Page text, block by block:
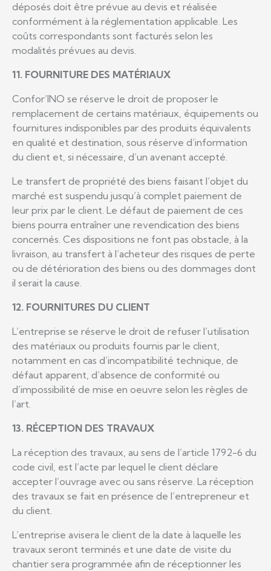
déposés doit être prévue au devis et réalisée
conformément à la réglementation applicable. Les
coûts correspondants sont facturés selon les
modalités prévues au devis.
11. FOURNITURE DES MATÉRIAUX
Confor’INO se réserve le droit de proposer le
remplacement de certains matériaux, équipements ou
fournitures indisponibles par des produits équivalents
en qualité et destination, sous réserve d’information
du client et, si nécessaire, d’un avenant accepté.
Le transfert de propriété des biens faisant l’objet du
marché est suspendu jusqu’à complet paiement de
leur prix par le client. Le défaut de paiement de ces
biens pourra entraîner une revendication des biens
concernés. Ces dispositions ne font pas obstacle, à la
livraison, au transfert à l’acheteur des risques de perte
ou de détérioration des biens ou des dommages dont
il serait la cause.
12. FOURNITURES DU CLIENT
L’entreprise se réserve le droit de refuser l’utilisation
des matériaux ou produits fournis par le client,
notamment en cas d’incompatibilité technique, de
défaut apparent, d’absence de conformité ou
d’impossibilité de mise en oeuvre selon les règles de
l’art.
13. RÉCEPTION DES TRAVAUX
La réception des travaux, au sens de l’article 1792-6 du
code civil, est l’acte par lequel le client déclare
accepter l’ouvrage avec ou sans réserve. La réception
des travaux se fait en présence de l’entrepreneur et
du client.
L’entreprise avisera le client de la date à laquelle les
travaux seront terminés et une date de visite du
chantier sera programmée afin de réceptionner les